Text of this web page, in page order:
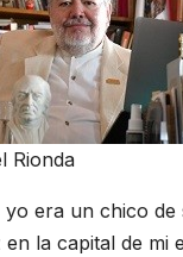
Rionda
era un chico
la capital de mi